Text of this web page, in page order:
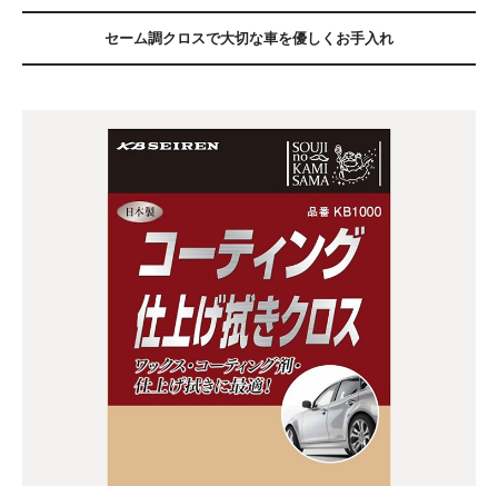
セーム調クロスで大切な車を優しくお手入れ